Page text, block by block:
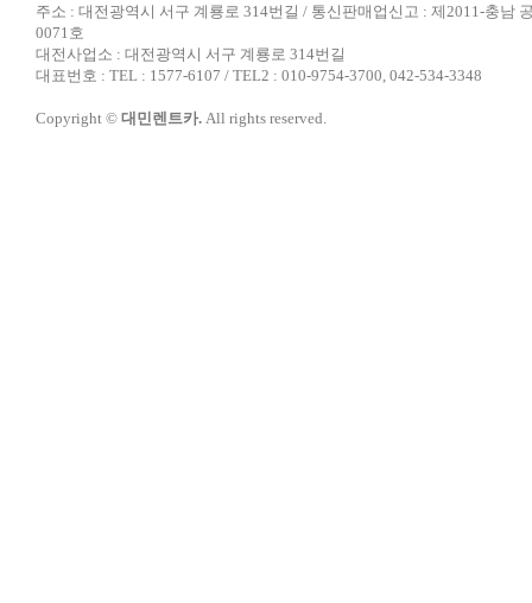
주소 : 대전광역시 서구 계룡로 314번길 / 통신판매업신고 : 제2011-충남
0071호
대전사업소 : 대전광역시 서구 계룡로 314번길
대표번호 : TEL : 1577-6107 / TEL2 : 010-9754-3700, 042-534-3348
Copyright © 대민렌트카. All rights reserved.